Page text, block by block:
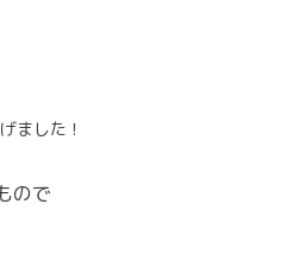
ました！
ので